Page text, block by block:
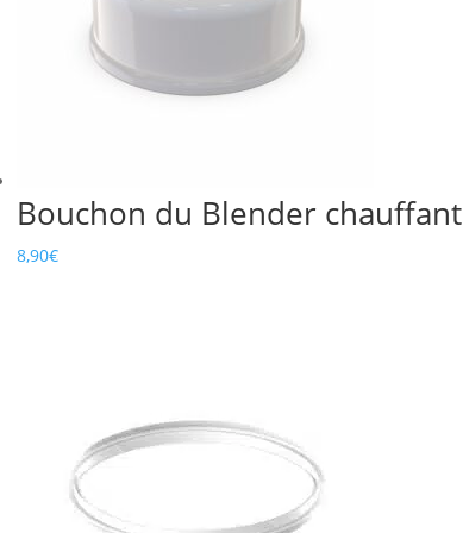
Bouchon du Blender chauffant
8,90€